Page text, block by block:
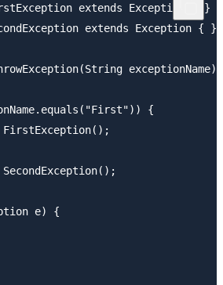
extends Exception { }
extends Exception { }
exceptionName)
{
e) {